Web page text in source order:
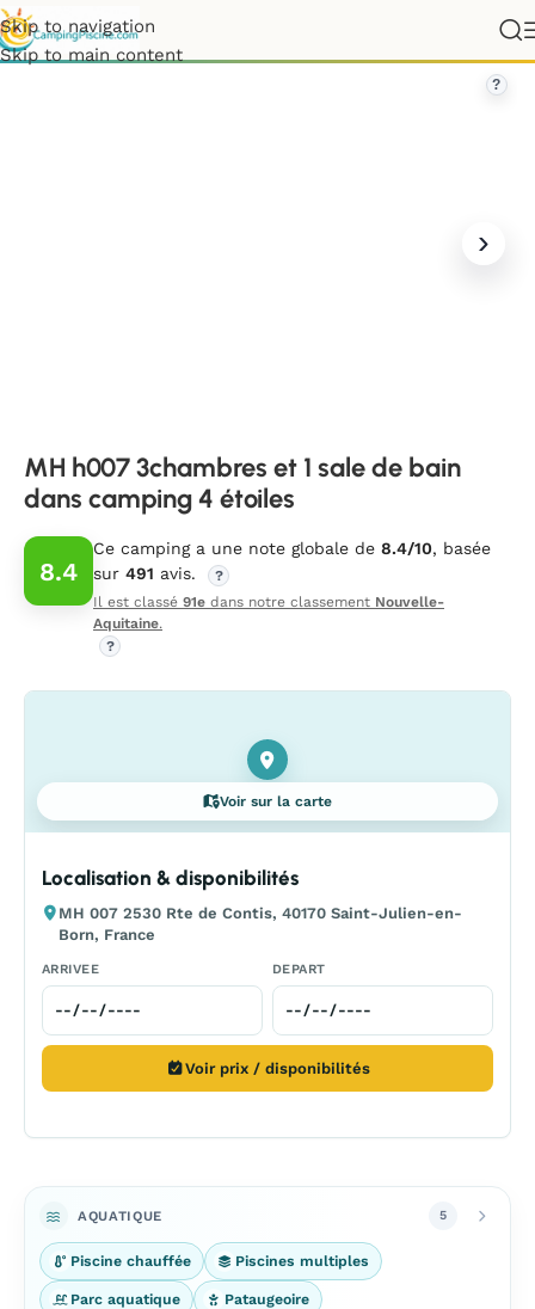
Skip to navigation
Skip to main content
h007 3chambres et 1 sale de bain dans camping 4 étoiles
?
MH h007 3chambres et 1 sale de bain
dans camping 4 étoiles
8.4
Ce camping a une note globale de 8.4/10, basée
sur 491 avis.
?
Il est classé 91e dans notre classement Nouvelle-
Aquitaine.
?
Voir sur la carte
Localisation & disponibilités
MH 007 2530 Rte de Contis, 40170 Saint-Julien-en-
Born, France
ARRIVEE DEPART
Voir prix / disponibilités
AQUATIQUE 5
Piscine chauffée Piscines multiples
Parc aquatique Pataugeoire